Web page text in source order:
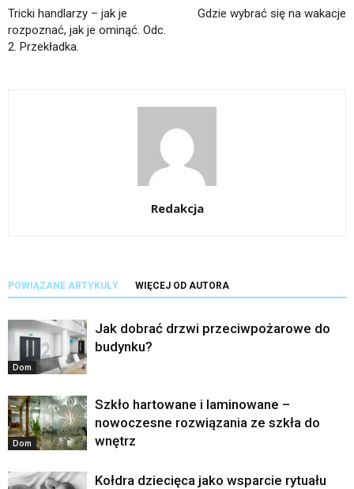
Tricki handlarzy – jak je
rozpoznać, jak je ominąć. Odc.
2. Przekładka.
Gdzie wybrać się na wakacje
Redakcja
POWIĄZANE ARTYKUŁY WIĘCEJ OD AUTORA
Dom
Jak dobrać drzwi przeciwpożarowe do
budynku?
Dom
Szkło hartowane i laminowane –
nowoczesne rozwiązania ze szkła do
wnętrz
Kołdra dziecięca jako wsparcie rytuału